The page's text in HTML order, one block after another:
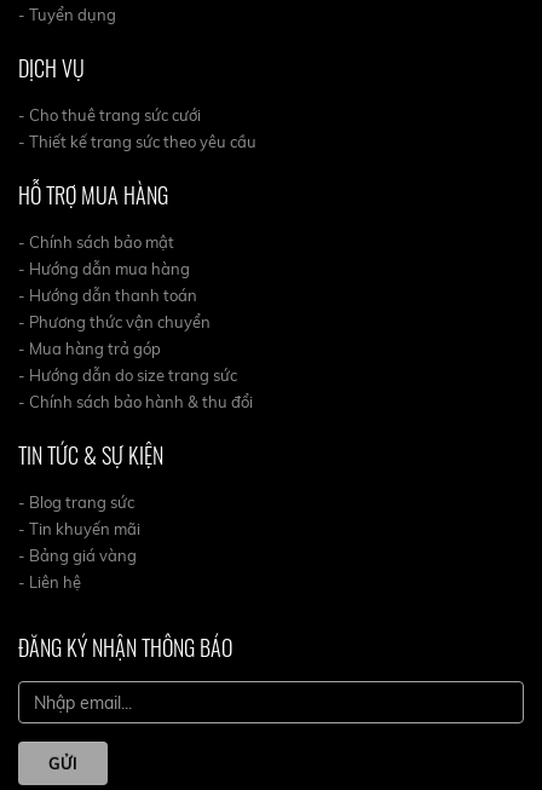
- Tuyển dụng
DỊCH VỤ
- Cho thuê trang sức cưới
- Thiết kế trang sức theo yêu cầu
HỖ TRỢ MUA HÀNG
- Chính sách bảo mật
- Hướng dẫn mua hàng
- Hướng dẫn thanh toán
- Phương thức vận chuyển
- Mua hàng trả góp
- Hướng dẫn do size trang sức
- Chính sách bảo hành & thu đổi
TIN TỨC & SỰ KIỆN
- Blog trang sức
- Tin khuyến mãi
- Bảng giá vàng
- Liên hệ
ĐĂNG KÝ NHẬN THÔNG BÁO
GỬI